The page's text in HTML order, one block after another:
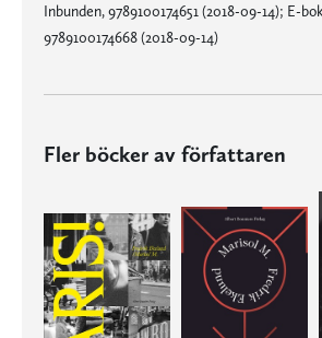
Inbunden, 9789100174651 (2018-09-14); E-
9789100174668 (2018-09-14)
Fler böcker av författaren